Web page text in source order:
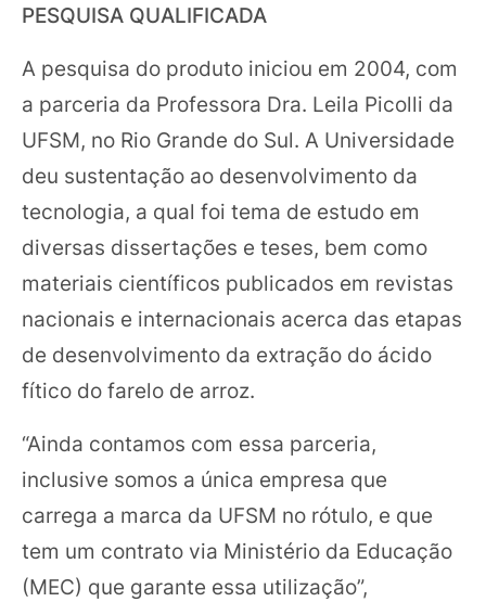
PESQUISA QUALIFICADA
A pesquisa do produto iniciou em 2004, com
a parceria da Professora Dra. Leila Picolli da
UFSM, no Rio Grande do Sul. A Universidade
deu sustentação ao desenvolvimento da
tecnologia, a qual foi tema de estudo em
diversas dissertações e teses, bem como
materiais científicos publicados em revistas
nacionais e internacionais acerca das etapas
de desenvolvimento da extração do ácido
fítico do farelo de arroz.
“Ainda contamos com essa parceria,
inclusive somos a única empresa que
carrega a marca da UFSM no rótulo, e que
tem um contrato via Ministério da Educação
(MEC) que garante essa utilização”,